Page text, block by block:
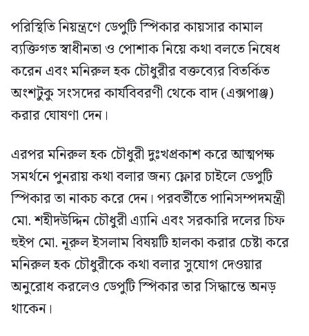
পরিস্থিতি নিয়ন্ত্রণে ডেপুটি স্পিকার কায়সার কামাল
ব্যক্তিগত স্বাধীনতা ও পোশাক নিয়ে কথা বলতে নিষেধ
করেন এবং মনিরুল হক চৌধুরীর বক্তব্যের বিতর্কিত
অংশটুকু সংসদের কার্যবিবরণী থেকে বাদ (এক্সপাঞ্জ)
করার ঘোষণা দেন।
এরপর মনিরুল হক চৌধুরী দুঃখপ্রকাশ করে আত্মপক্ষ
সমর্থনে পুনরায় কথা বলার জন্য ফ্লোর চাইলে ডেপুটি
স্পিকার তা নাকচ করে দেন। পরবর্তীতে পানিসম্পদমন্ত্রী
মো. শহীদউদ্দিন চৌধুরী এ্যানি এবং সরকারি দলের চিফ
হুইপ মো. নূরুল ইসলাম বিষয়টি হালকা করার চেষ্টা করে
মনিরুল হক চৌধুরীকে কথা বলার সুযোগ দেওয়ার
অনুরোধ করলেও ডেপুটি স্পিকার তার সিদ্ধান্তে অনড়
থাকেন।